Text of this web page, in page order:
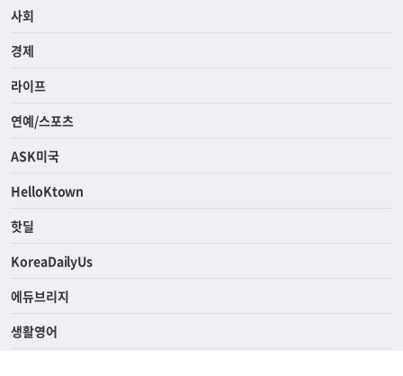
전체
사회
경제
라이프
연예/스포츠
ASK미국
HelloKtown
핫딜
KoreaDailyUs
에듀브리지